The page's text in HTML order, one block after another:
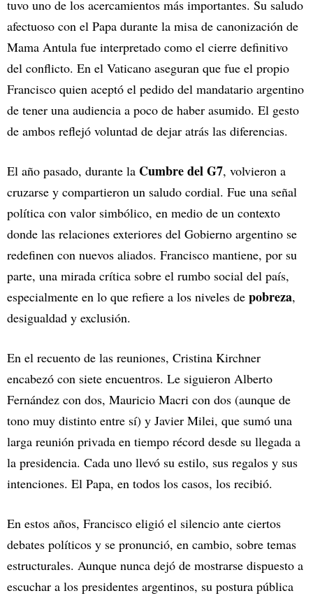
tuvo uno de los acercamientos más importantes. Su saludo
afectuoso con el Papa durante la misa de canonización de
Mama Antula fue interpretado como el cierre definitivo
del conflicto. En el Vaticano aseguran que fue el propio
Francisco quien aceptó el pedido del mandatario argentino
de tener una audiencia a poco de haber asumido. El gesto
de ambos reflejó voluntad de dejar atrás las diferencias.
El año pasado, durante la Cumbre del G7, volvieron a
cruzarse y compartieron un saludo cordial. Fue una señal
política con valor simbólico, en medio de un contexto
donde las relaciones exteriores del Gobierno argentino se
redefinen con nuevos aliados. Francisco mantiene, por su
parte, una mirada crítica sobre el rumbo social del país,
especialmente en lo que refiere a los niveles de pobreza,
desigualdad y exclusión.
En el recuento de las reuniones, Cristina Kirchner
encabezó con siete encuentros. Le siguieron Alberto
Fernández con dos, Mauricio Macri con dos (aunque de
tono muy distinto entre sí) y Javier Milei, que sumó una
larga reunión privada en tiempo récord desde su llegada a
la presidencia. Cada uno llevó su estilo, sus regalos y sus
intenciones. El Papa, en todos los casos, los recibió.
En estos años, Francisco eligió el silencio ante ciertos
debates políticos y se pronunció, en cambio, sobre temas
estructurales. Aunque nunca dejó de mostrarse dispuesto a
escuchar a los presidentes argentinos, su postura pública